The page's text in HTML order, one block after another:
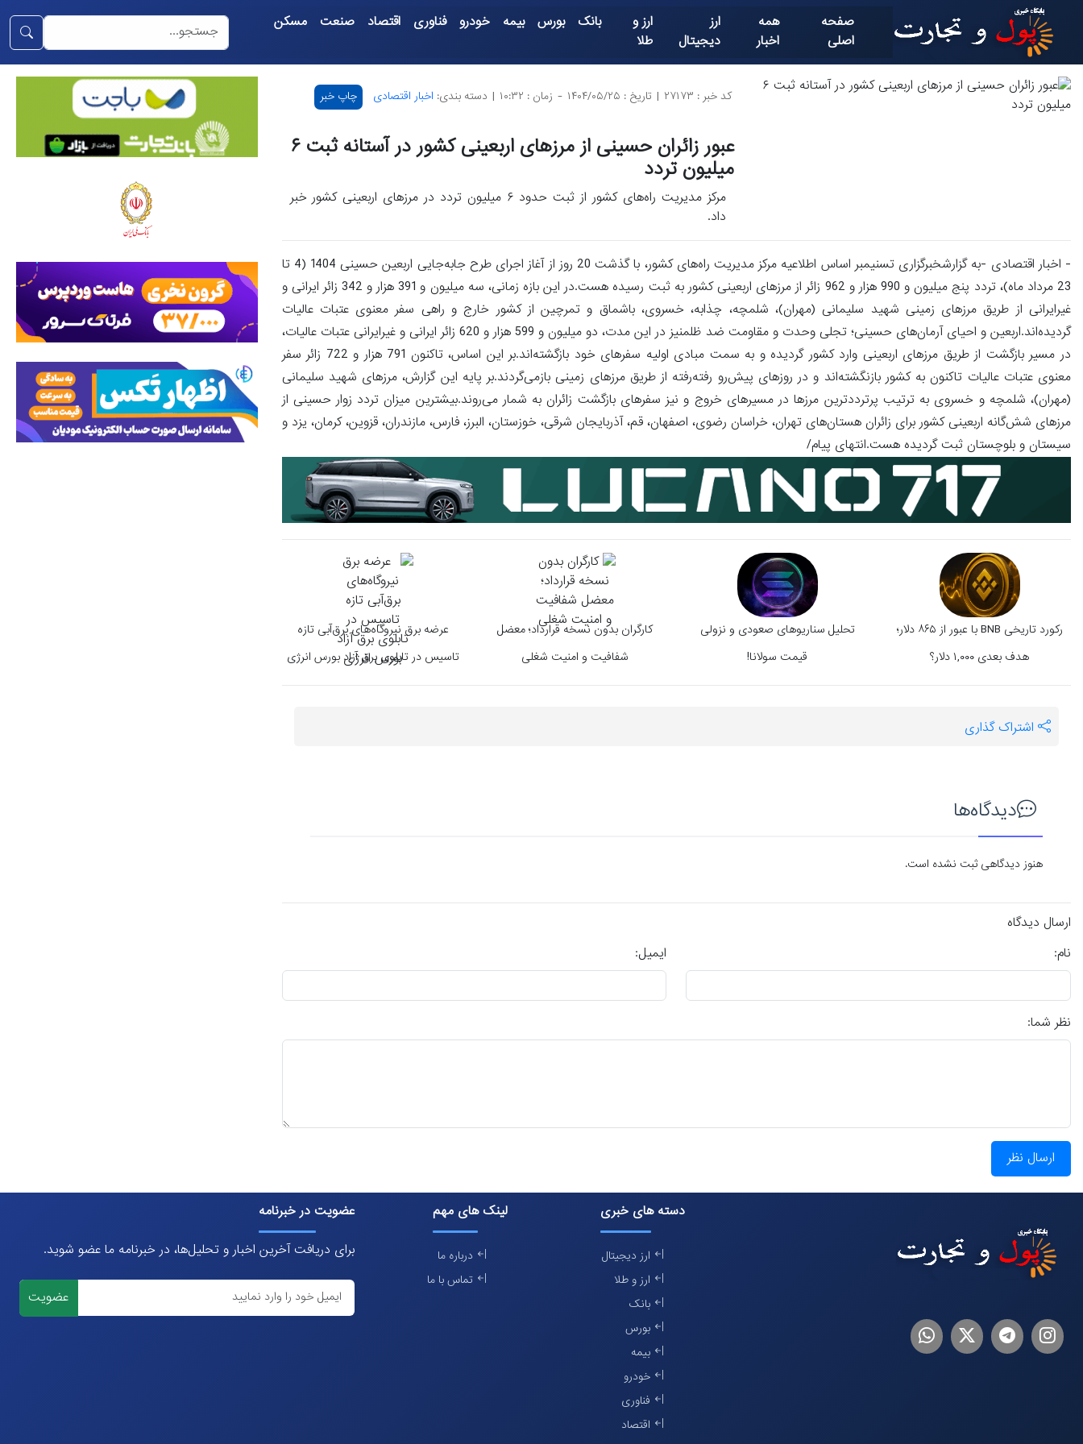
صفحه
اصلی
همه
اخبار
ارز
دیجیتال
ارز و
طلا
بانک بورس بیمه خودرو فناوری اقتصاد صنعت مسکن
کد خبر : ۲۷۱۷۳ | تاریخ : ۱۴۰۴/۰۵/۲۵ - زمان : ۱۰:۳۲ | دسته بندی: اخبار اقتصادی چاپ خبر
عبور زائران حسینی از مرزهای اربعینی کشور در آستانه ثبت ۶
میلیون تردد
مرکز مدیریت راه‌های کشور از ثبت حدود ۶ میلیون تردد در مرزهای اربعینی کشور خبر
داد.
- اخبار اقتصادی -به گزارشخبرگزاری تسنیمبر اساس اطلاعیه مرکز مدیریت راه‌های کشور، با گذشت 20 روز از آغاز اجرای طرح جابه‌جایی اربعین حسینی 1404 (4 تا
23 مرداد ماه)، تردد پنج میلیون و 990 هزار و 962 زائر از مرزهای اربعینی کشور به ثبت رسیده هست.در این بازه زمانی، سه میلیون و 391 هزار و 342 زائر ایرانی و
غیرایرانی از طریق مرزهای زمینی شهید سلیمانی (مهران)، شلمچه، چذابه، خسروی، باشماق و تمرچین از کشور خارج و راهی سفر معنوی عتبات عالیات
گردیده‌اند.اربعین و احیای آرمان‌های حسینی؛ تجلی وحدت و مقاومت ضد ظلمنیز در این مدت، دو میلیون و 599 هزار و 620 زائر ایرانی و غیرایرانی عتبات عالیات،
در مسیر بازگشت از طریق مرزهای اربعینی وارد کشور گردیده و به سمت مبادی اولیه سفرهای خود بازگشته‌اند.بر این اساس، تاکنون 791 هزار و 722 زائر سفر
معنوی عتبات عالیات تاکنون به کشور بازنگشته‌اند و در روزهای پیش‌رو رفته‌رفته از طریق مرزهای زمینی بازمی‌گردند.بر پایه این گزارش، مرزهای شهید سلیمانی
(مهران)، شلمچه و خسروی به ترتیب پرترددترین مرزها در مسیرهای خروج و نیز سفرهای بازگشت زائران به شمار می‌روند.بیشترین میزان تردد زوار حسینی از
مرزهای شش‌گانه اربعینی کشور برای زائران هستان‌های تهران، خراسان رضوی، اصفهان، قم، آذربایجان شرقی، خوزستان، البرز، فارس، مازندران، قزوین، کرمان، یزد و
سیستان و بلوچستان ثبت گردیده هست.انتهای پیام/
رکورد تاریخی BNB با عبور از ۸۶۵ دلار؛
هدف بعدی ۱,۰۰۰ دلار؟
تحلیل سناریوهای صعودی و نزولی
قیمت سولانا!
کارگران بدون نسخه قرارداد؛ معضل
شفافیت و امنیت شغلی
عرضه برق نیروگاه‌های برق‌آبی تازه
تاسیس در تابلوی برق آزاد بورس انرژی
اشتراک گذاری
دیدگاه‌ها
هنوز دیدگاهی ثبت نشده است.
ارسال دیدگاه
نام:
ایمیل:
نظر شما:
ارسال نظر
اینستاگرام
تلگرام توییترلینکدین
دسته های خبری
ارز دیجیتال
ارز و طلا
بانک
بورس
بیمه
خودرو
فناوری
اقتصاد
لینک های مهم
درباره ما
تماس با ما
عضویت در خبرنامه
برای دریافت آخرین اخبار و تحلیل‌ها، در خبرنامه ما عضو شوید.
عضویت